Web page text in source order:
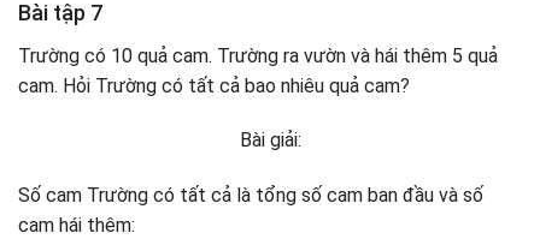
Bài tập 7
Trường có 10 quả cam. Trường ra vườn và hái thêm 5 quả
cam. Hỏi Trường có tất cả bao nhiêu quả cam?
Bài giải:
Số cam Trường có tất cả là tổng số cam ban đầu và số
cam hái thêm: